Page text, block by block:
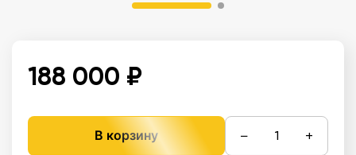
188 000 ₽
В корзину − +